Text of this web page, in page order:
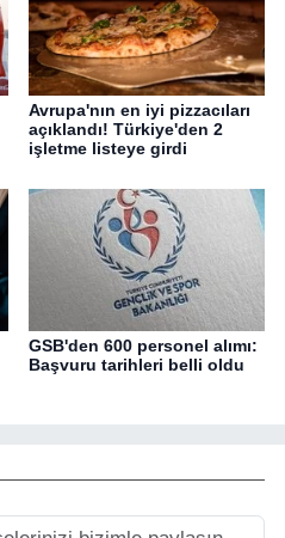
Avrupa'nın en iyi pizzacıları
açıklandı! Türkiye'den 2
işletme listeye girdi
GSB'den 600 personel alımı:
Başvuru tarihleri belli oldu